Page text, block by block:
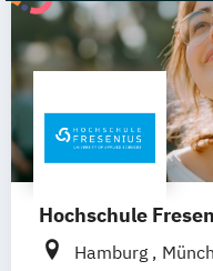
Hochschule
Hamburg